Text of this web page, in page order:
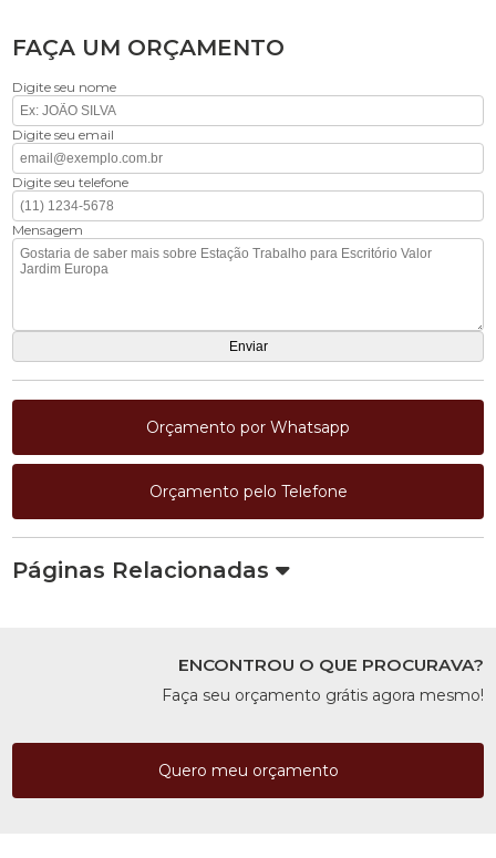
FAÇA UM ORÇAMENTO
Digite seu nome
Digite seu email
Digite seu telefone
Mensagem
Orçamento por Whatsapp
Orçamento pelo Telefone
Páginas Relacionadas
ENCONTROU O QUE PROCURAVA?
Faça seu orçamento grátis agora mesmo!
Quero meu orçamento